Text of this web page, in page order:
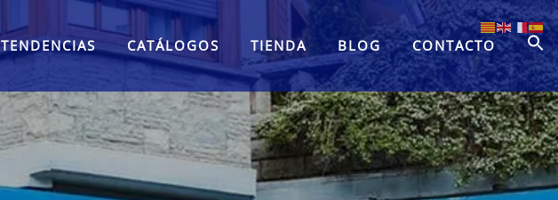
TENDENCIAS CATÁLOGOS TIENDA BLOG CONTACTO